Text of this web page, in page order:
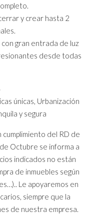
y crear hasta 2
gran entrada de luz
desde todas
únicas, Urbanización
y segura
del RD de
Octubre se informa a
indicados no están
de inmuebles según
Le apoyaremos en
siempre que la
de nuestra empresa.